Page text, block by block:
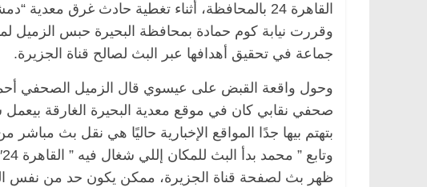
القاهرة 24 بالمحافظة، أثناء تغطية حادث غرق
جماعة في تحقيق أهدافها عبر البث لصالح قناة الجزيرة.
وحول واقعة القبض على عيسوي قال الزميل الصحفي
صحفي نقابي كان في موقع معدية البحيرة الغارقة
بتهتم بيها جدًا المواقع الإخبارية حاليًا هي نقل بث
ظهر بث لصفحة قناة الجزيرة، ممكن يكون حد من نفس